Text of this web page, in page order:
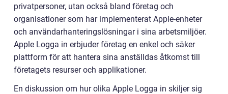
privatpersoner, utan också bland företag och
organisationer som har implementerat Apple-enheter
och användarhanteringslösningar i sina arbetsmiljöer.
Apple Logga in erbjuder företag en enkel och säker
plattform för att hantera sina anställdas åtkomst till
företagets resurser och applikationer.
En diskussion om hur olika Apple Logga in skiljer sig